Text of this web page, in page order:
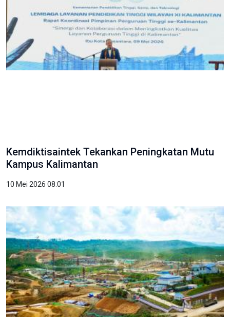
Kemdiktisaintek Tekankan Peningkatan Mutu
Kampus Kalimantan
10 Mei 2026 08:01